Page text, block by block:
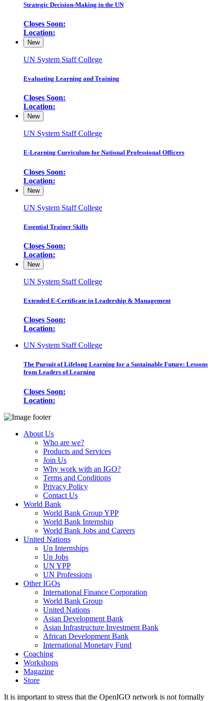
Strategic Decision-Making in the UN
Closes Soon:
Location:
New
UN System Staff College
Evaluating Learning and Training
Closes Soon:
Location:
New
UN System Staff College
E-Learning Curriculum for National Professional Officers
Closes Soon:
Location:
New
UN System Staff College
Essential Trainer Skills
Closes Soon:
Location:
New
UN System Staff College
Extended E-Certificate in Leadership & Management
Closes Soon:
Location:
UN System Staff College
The Pursuit of Lifelong Learning for a Sustainable Future: Lessons
from Leaders of Learning
Closes Soon:
Location:
About Us
Who are we?
Products and Services
Join Us
Why work with an IGO?
Terms and Conditions
Privacy Policy
Contact Us
World Bank
World Bank Group YPP
World Bank Internship
World Bank Jobs and Careers
United Nations
Un Internships
Un Jobs
UN YPP
UN Professions
Other IGOs
International Finance Corporation
World Bank Group
United Nations
Asian Development Bank
Asian Infrastructure Investment Bank
African Development Bank
International Monetary Fund
Coaching
Workshops
Magazine
Store
It is important to stress that the OpenIGO network is not formally